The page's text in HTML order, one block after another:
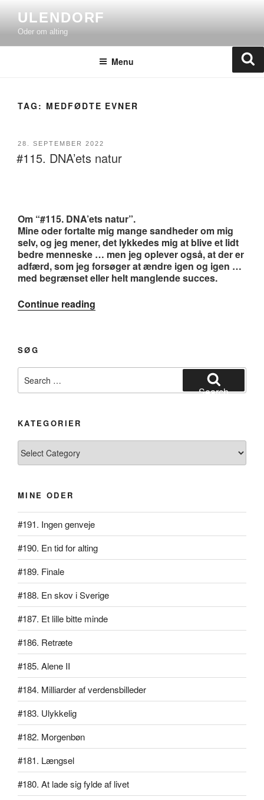
content
ULENDORF
Oder om alting
Menu
TAG: MEDFØDTE EVNER
POSTED
ON
28. SEPTEMBER 2022
#115. DNA’ets natur
Om “#115. DNA’ets natur”.
Mine oder fortalte mig mange sandheder om mig
selv, og jeg mener, det lykkedes mig at blive et lidt
bedre menneske … men jeg oplever også, at der er
adfærd, som jeg forsøger at ændre igen og igen …
med begrænset eller helt manglende succes.
Continue reading
DNA’ets
SØG
for:
Search
KATEGORIER
MINE ODER
#191. Ingen genveje
#190. En tid for alting
#189. Finale
#188. En skov i Sverige
#187. Et lille bitte minde
#186. Retræte
#185. Alene II
#184. Milliarder af verdensbilleder
#183. Ulykkelig
#182. Morgenbøn
#181. Længsel
#180. At lade sig fylde af livet